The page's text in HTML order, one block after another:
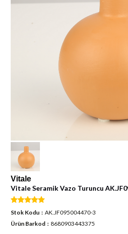
Vitale
Vitale Seramik Vazo Turuncu
Stok Kodu
AK.JF095004470-3
Ürün Barkod
8680903443375